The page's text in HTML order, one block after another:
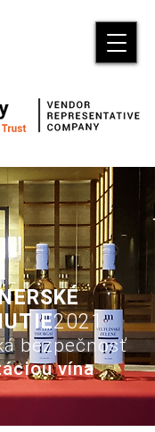
2021
bezpečnosť
vína